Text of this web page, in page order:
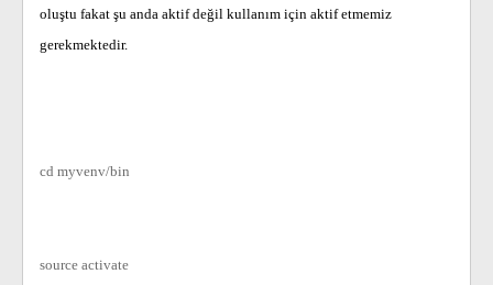
oluştu fakat şu anda aktif değil kullanım için aktif etmemiz
gerekmektedir.
cd myvenv/bin
source activate